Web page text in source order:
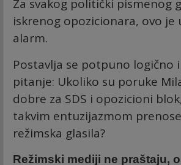
Za svakog politički pismenog
iskrenog opozicionara, ovo je
alarm.
Postavlja se potpuno logično
pitanje: Ukoliko su poruke
dobre za SDS i opozicioni
takvim entuzijazmom
režimska glasila?
Režimski mediji ne praštaju,